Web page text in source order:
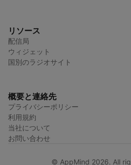
リソース
配信局
ウィジェット
国別のラジオサイト
概要と連絡先
プライバシーポリシー
利用規約
当社について
お問い合わせ
© AppMind 2026. All